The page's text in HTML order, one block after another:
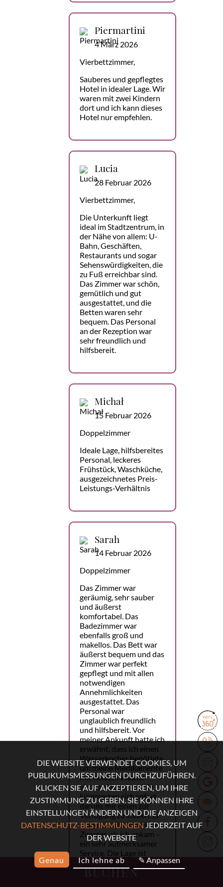
BUCHEN
Piermartini
4 März 2026
Vierbettzimmer,
Sauberes und gepflegtes
Hotel in idealer Lage. Wir
waren mit zwei Kindern
dort und ich kann dieses
Hotel nur empfehlen.
Lucia
28 Februar 2026
Vierbettzimmer,
Die Unterkunft liegt
ideal im Stadtzentrum, in
der Nähe von allem: U-
Bahn, Geschäften,
Restaurants und sogar
Sehenswürdigkeiten, die
zu Fuß erreichbar sind.
Das Zimmer war schön,
gemütlich und gut
ausgestattet, und die
Betten waren sehr
bequem. Das Personal
an der Rezeption war
sehr freundlich und
hilfsbereit.
Michał
15 Februar 2026
Doppelzimmer
Ideale Lage, hilfsbereites
Personal, leckeres
Frühstück, Waschküche,
ausgezeichnetes Preis-
Leistungs-Verhältnis
Sarah
14 Februar 2026
Doppelzimmer
Das Zimmer war
geräumig, sehr sauber
und äußerst
komfortabel. Das
Badezimmer war
ebenfalls groß und
makellos. Das Bett war
äußerst bequem und das
Zimmer war perfekt
gepflegt und mit allen
notwendigen
Annehmlichkeiten
ausgestattet. Das
Personal war
unglaublich freundlich
und hilfsbereit. Vor
meiner Ankunft hatte ich
erwähnt, dass ich einen
Wasserkocher benötigte,
um meine Medikamente
mit heißem Wasser
einzunehmen, und sie
kümmerten sich sofort
darum, mir einen zur
Verfügung zu stellen. Er
stand bereits in meinem
Zimmer, als ich ankam –
ein sehr aufmerksamer
Service. Die Lage ist
perfekt. Die U-Bahn ist
nur eine Minute
DIE WEBSITE VERWENDET COOKIES, UM
PUBLIKUMSMESSUNGEN DURCHZUFÜHREN.
KLICKEN SIE AUF AKZEPTIEREN, UM IHRE
ZUSTIMMUNG ZU GEBEN. SIE KÖNNEN IHRE
EINSTELLUNGEN ÄNDERN UND DIE ANZEIGEN
DATENSCHUTZ-BESTIMMUNGENJEDERZEIT AUF
DER WEBSITE
Genau Ich lehne ab ✎ Anpassen